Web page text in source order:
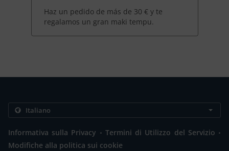
Haz un pedido de más de 30 € y te
regalamos un gran maki tempu.
Informativa sulla Privacy . Termini di Utilizzo del Servizio .
Modifiche alla politica sui cookie